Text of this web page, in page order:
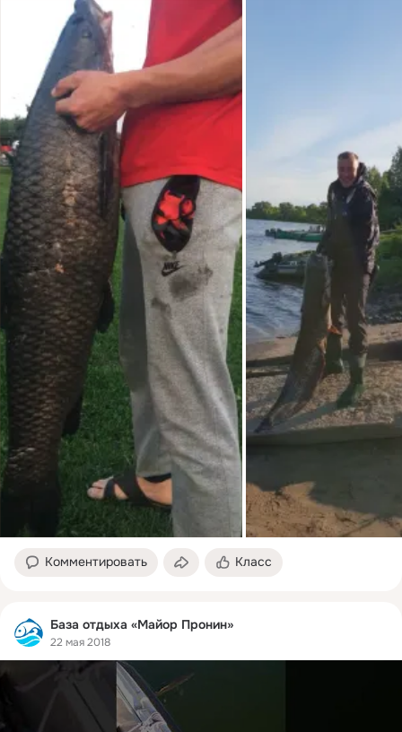
Комментировать Класс
База отдыха «Майор Пронин»
22 мая 2018